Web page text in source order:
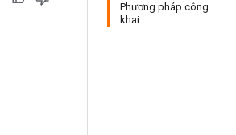
Phương pháp công
khai